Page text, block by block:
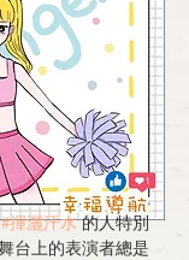
#揮灑汗水 的人特別
台上的表演者總是